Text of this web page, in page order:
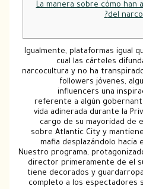
¿La manera
Igualmente,
cual las
narcocultura y no
followers
referente a
vida adinerada
cargo de su
sobre Atlantic
mafia
Nuestro programa,
director
tiene decorados
completo a los